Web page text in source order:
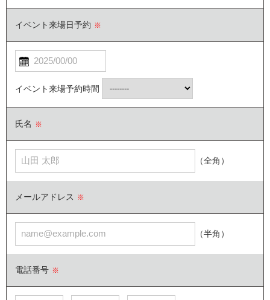
イベント来場日予約 ※
イベント来場予約時間
氏名 ※
（全角）
メールアドレス ※
（半角）
電話番号 ※